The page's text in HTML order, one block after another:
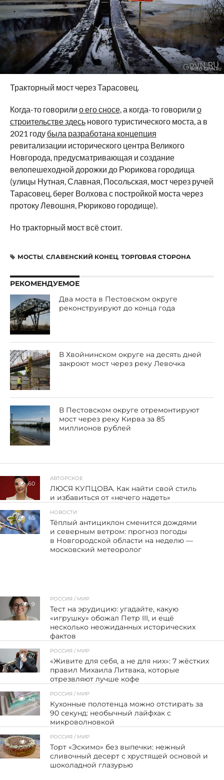
ФОТО: GPVN.RU
Тракторный мост через Тарасовец.
Когда-то говорили о его сносе, а когда-то говорили о
строительстве здесьнового туристического моста, а в
2021 году была разработана концепция
ревитализации исторического центра Великого
Новгорода, предусматривающая и создание
велопешеходной дорожки до Рюрикова городища
(улицы Нутная, Славная, Посольская, мост через ручей
Тарасовец, берег Волхова с постройкой моста через
протоку Левошня, Рюриково городище).
Но тракторный мост всё стоит.
МОСТЫ, СЛАВЕНСКИЙ КОНЕЦ, ТОРГОВАЯ СТОРОНА
РЕКОМЕНДУЕМОЕ
Два моста в Пестовском округе
реконструируют до конца года
В Хвойнинском округе на десять дней
закроют мост через реку Левочка
В Пестовском округе отремонтируют
мост через реку Кирва за 85
миллионов рублей
60
АВТОРСКОЕ
ЛЮСЯ КУПЦОВА. Как найти свой стиль
и избавиться от «нечего надеть»
65
НОВОСТИ
Тёплый антициклон сменится дождями
и северным ветром: прогноз погоды
в Новгородской области на неделю —
московский метеоролог
9
РОССИЯ / МИР
Тест на эрудицию: угадайте, какую
«игрушку» обожал Петр III, и ещё
несколько неожиданных исторических
фактов
67
РОССИЯ / МИР
«Живите для себя, а не для них»: 7 жёстких
правил Михаила Литвака, которые
отрезвляют лучше кофе
48
РОССИЯ / МИР
Кухонные полотенца можно отстирать за
90 секунд: необычный лайфхак с
микроволновкой
53
РОССИЯ / МИР
Торт «Эскимо» без выпечки: нежный
сливочный десерт с хрустящей основой и
шоколадной глазурью